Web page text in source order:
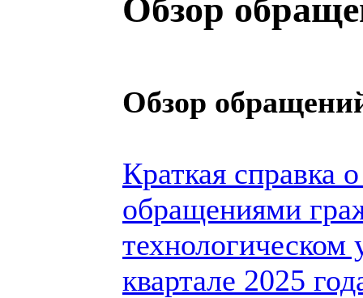
Обзор
Обзор
Краткая справка
обращениями
технологическом
квартале 2025